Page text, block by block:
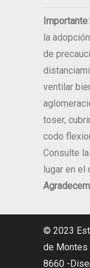
Importante
la
de
ventilar
toser,
codo
Consulte
lugar en el
© 2023
de Montes
8660 -